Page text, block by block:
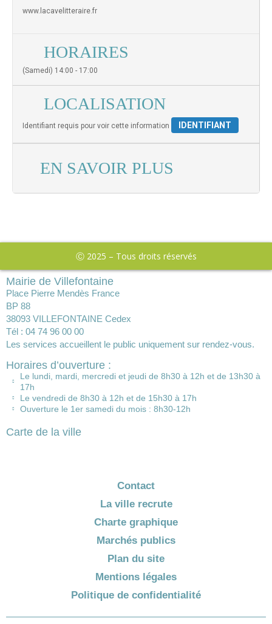
www.lacavelitteraire.fr
HORAIRES
(Samedi) 14:00 - 17:00
LOCALISATION
Identifiant requis pour voir cette information IDENTIFIANT
EN SAVOIR PLUS
Ⓒ 2025 – Tous droits réservés
Mairie de Villefontaine
Place Pierre Mendès France
BP 88
38093 VILLEFONTAINE Cedex
Tél : 04 74 96 00 00
Les services accueillent le public uniquement sur rendez-vous.
Horaires d’ouverture :
Le lundi, mardi, mercredi et jeudi de 8h30 à 12h et de 13h30 à
17h
Le vendredi de 8h30 à 12h et de 15h30 à 17h
Ouverture le 1er samedi du mois : 8h30-12h
Carte de la ville
Contact
La ville recrute
Charte graphique
Marchés publics
Plan du site
Mentions légales
Politique de confidentialité